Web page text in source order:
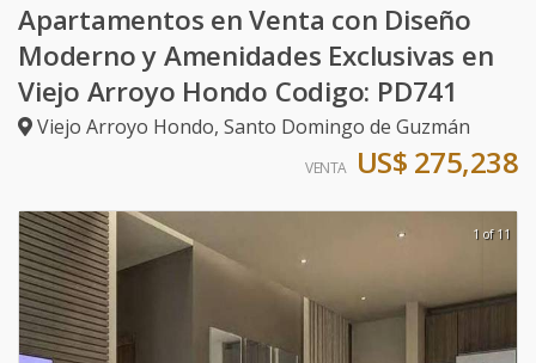
Apartamentos en Venta con Diseño
Moderno y Amenidades Exclusivas en
Viejo Arroyo Hondo Codigo: PD741
Viejo Arroyo Hondo, Santo Domingo de Guzmán
VENTA US$ 275,238
1 of 11